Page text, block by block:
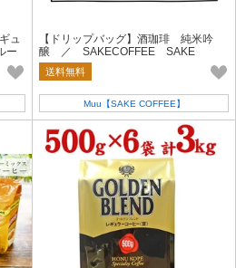
ュ
ー
【ドリップバッグ】酒珈琲 純米吟
醸 ／ SAKECOFFEE SAKE
送料無料
Muu【SAKE COFFEE】